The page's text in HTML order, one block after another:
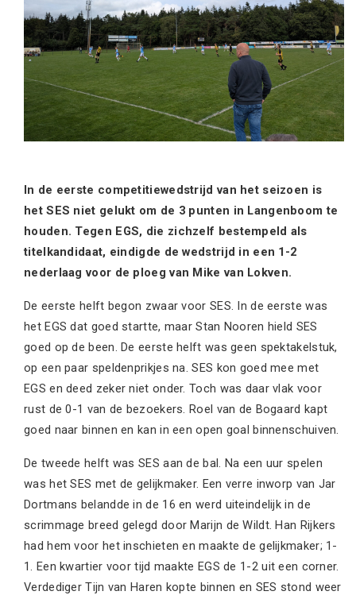
In de eerste competitiewedstrijd van het seizoen is
het SES niet gelukt om de 3 punten in Langenboom te
houden. Tegen EGS, die zichzelf bestempeld als
titelkandidaat, eindigde de wedstrijd in een 1-2
nederlaag voor de ploeg van Mike van Lokven.
De eerste helft begon zwaar voor SES. In de eerste was
het EGS dat goed startte, maar Stan Nooren hield SES
goed op de been. De eerste helft was geen spektakelstuk,
op een paar speldenprikjes na. SES kon goed mee met
EGS en deed zeker niet onder. Toch was daar vlak voor
rust de 0-1 van de bezoekers. Roel van de Bogaard kapt
goed naar binnen en kan in een open goal binnenschuiven.
De tweede helft was SES aan de bal. Na een uur spelen
was het SES met de gelijkmaker. Een verre inworp van Jar
Dortmans belandde in de 16 en werd uiteindelijk in de
scrimmage breed gelegd door Marijn de Wildt. Han Rijkers
had hem voor het inschieten en maakte de gelijkmaker; 1-
1. Een kwartier voor tijd maakte EGS de 1-2 uit een corner.
Verdediger Tijn van Haren kopte binnen en SES stond weer